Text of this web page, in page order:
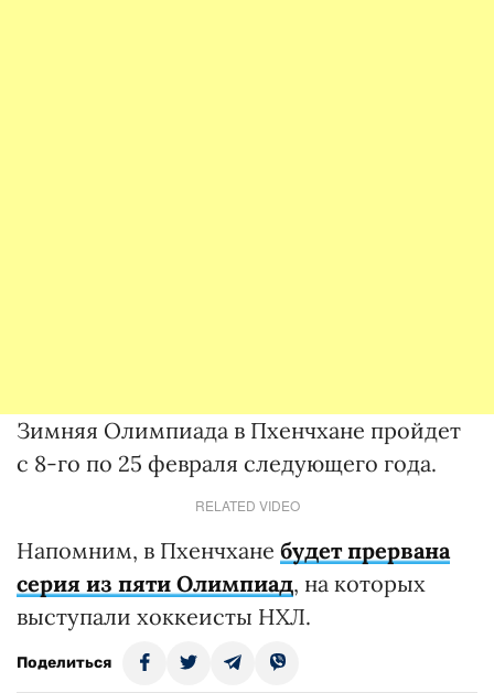
Зимняя Олимпиада в Пхенчхане пройдет
с 8-го по 25 февраля следующего года.
RELATED VIDEO
Напомним, в Пхенчхане будет прервана
серия из пяти Олимпиад, на которых
выступали хоккеисты НХЛ.
Поделиться